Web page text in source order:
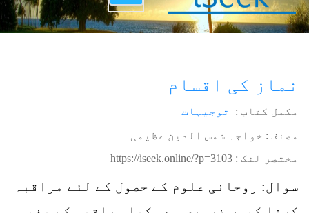
navigation
نماز کی اقسام
مکمل کتاب : توجیہات
مصنف : خواجہ شمس الدین عظیمی
مختصر لنک : https://iseek.online/?p=3103
سوال: روحانی علوم کے حصول کے لئے مراقبہ